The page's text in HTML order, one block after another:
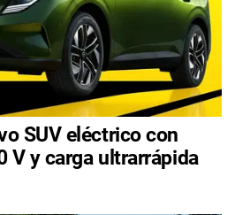
SUV eléctrico con
V y carga ultrarrápida